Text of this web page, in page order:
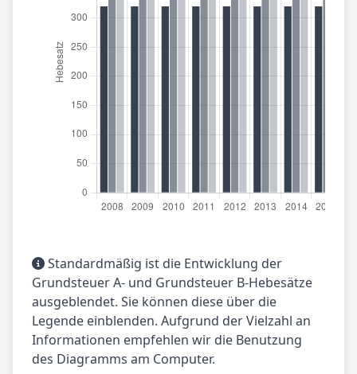
Standardmäßig ist die Entwicklung der
Grundsteuer A- und Grundsteuer B-Hebesätze
ausgeblendet. Sie können diese über die
Legende einblenden. Aufgrund der Vielzahl an
Informationen empfehlen wir die Benutzung
des Diagramms am Computer.